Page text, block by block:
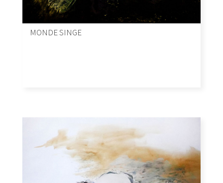
MONDE SINGE